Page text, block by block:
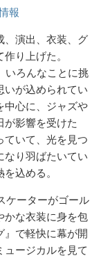
報
、演出、衣装、グ
り上げた。
いろんなことに挑
いが込められてい
中心に、ジャズや
が影響を受けた
ていて、光を見つ
なり羽ばたいてい
込める。
ケーターがゴール
かな衣装に身を包
』で軽快に幕が開
ュージカルを見て